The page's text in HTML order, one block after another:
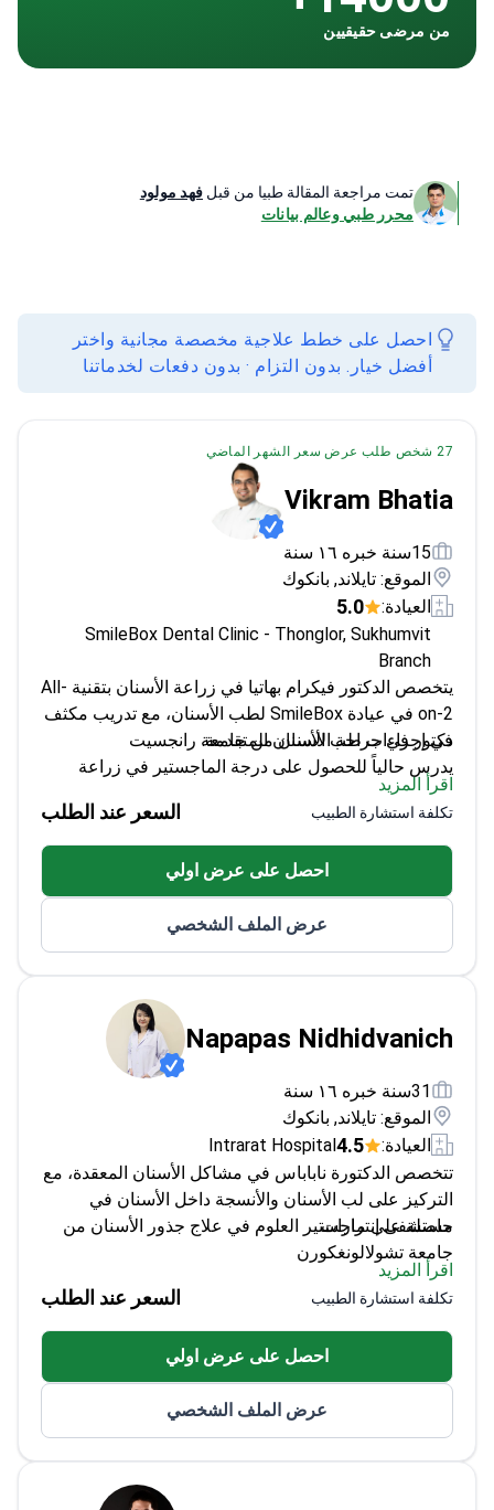
Vikram Bhatia
15سنة خبره ١٦ سنة
الموقع: تايلاند, بانكوك
العيادة:
5.0
SmileBox Dental Clinic - Thonglor, Sukhumvit
Branch
on-2 في عيادة SmileBox لطب الأسنان، مع تدريب مكثف
في إجراءات طب الأسنان المتقدمة.
دكتور في جراحة الأسنان من جامعة رانجسيت
يدرس حالياً للحصول على درجة الماجستير في زراعة
الأسنان في جامعة بانكوك ثونبوري
مزود معتمد من فئة البلاتين لتقويم إنفزالاين
(Invisalign) لعامي 2022 و 2023
مدرب على تقنيات مختلفة للفينير وتقويم الأسنان
اقرأ المزيد
تكلفة استشارة الطبيب السعر عند الطلب
عرض الملف الشخصي
31سنة خبره ١٦ سنة
العيادة:
4.5
Intrarat Hospital
تتخصص الدكتورة ناباباس في مشاكل الأسنان المعقدة، مع
التركيز على لب الأسنان والأنسجة داخل الأسنان في
مستشفى إنترارات.
حاصلة على ماجستير العلوم في علاج جذور الأسنان من
جامعة تشولالونغكورن
دبلوماسي من المجلس التايلاندي لعلاج جذور الأسنان
تخرجت مع مرتبة الشرف من الدرجة الثانية في جراحة
الأسنان
أخصائية علاج جذور الأسنان الحالية في مستشفى
إنترارات
اقرأ المزيد
تكلفة استشارة الطبيب
عرض الملف الشخصي